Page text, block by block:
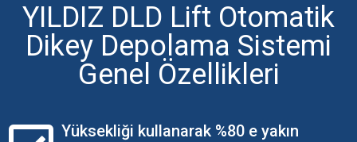
YILDIZ DLD Lift Otomatik
Dikey Depolama Sistemi
Genel Özellikleri
Yüksekliği kullanarak %80 e yakın